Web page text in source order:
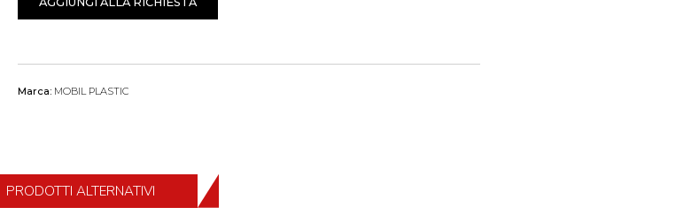
Marca: MOBIL PLASTIC
PRODOTTI ALTERNATIVI